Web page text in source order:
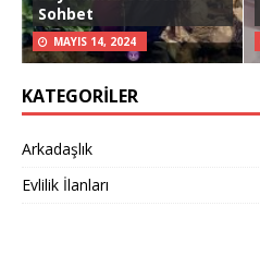
Sohbet
MAYIS 14, 2024
KATEGORILER
Arkadaşlık
Evlilik İlanları